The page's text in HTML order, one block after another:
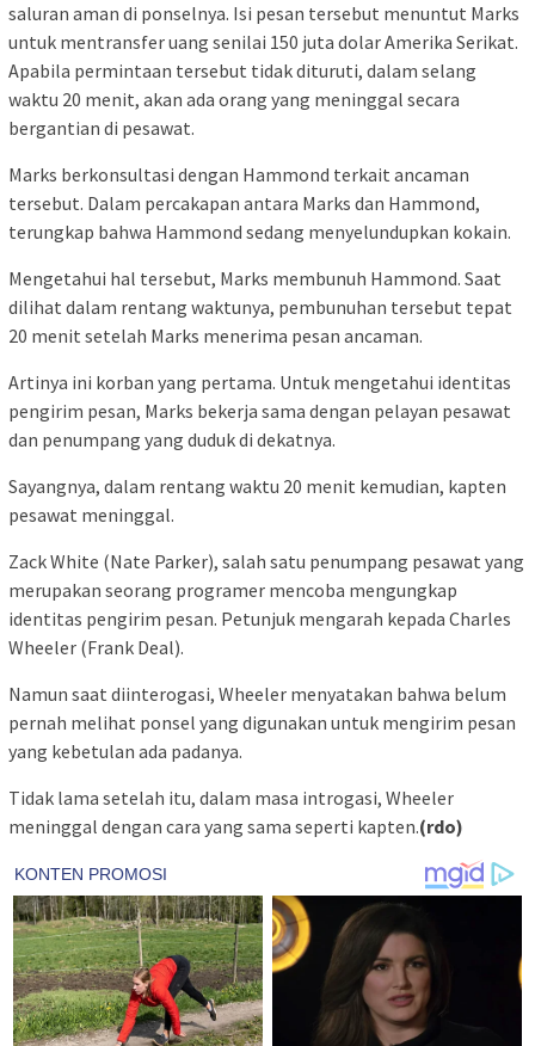
saluran aman di ponselnya. Isi pesan tersebut menuntut Marks
untuk mentransfer uang senilai 150 juta dolar Amerika Serikat.
Apabila permintaan tersebut tidak dituruti, dalam selang
waktu 20 menit, akan ada orang yang meninggal secara
bergantian di pesawat.
Marks berkonsultasi dengan Hammond terkait ancaman
tersebut. Dalam percakapan antara Marks dan Hammond,
terungkap bahwa Hammond sedang menyelundupkan kokain.
Mengetahui hal tersebut, Marks membunuh Hammond. Saat
dilihat dalam rentang waktunya, pembunuhan tersebut tepat
20 menit setelah Marks menerima pesan ancaman.
Artinya ini korban yang pertama. Untuk mengetahui identitas
pengirim pesan, Marks bekerja sama dengan pelayan pesawat
dan penumpang yang duduk di dekatnya.
Sayangnya, dalam rentang waktu 20 menit kemudian, kapten
pesawat meninggal.
Zack White (Nate Parker), salah satu penumpang pesawat yang
merupakan seorang programer mencoba mengungkap
identitas pengirim pesan. Petunjuk mengarah kepada Charles
Wheeler (Frank Deal).
Namun saat diinterogasi, Wheeler menyatakan bahwa belum
pernah melihat ponsel yang digunakan untuk mengirim pesan
yang kebetulan ada padanya.
Tidak lama setelah itu, dalam masa introgasi, Wheeler
meninggal dengan cara yang sama seperti kapten.(rdo)